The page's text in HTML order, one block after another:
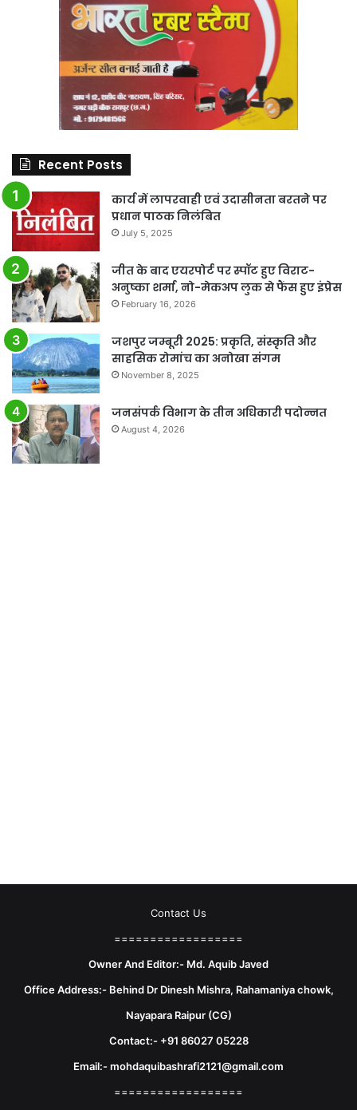
Recent Posts
कार्य में लापरवाही एवं उदासीनता बरतने पर
प्रधान पाठक निलंबित
July 5, 2025
जीत के बाद एयरपोर्ट पर स्पॉट हुए विराट-
अनुष्का शर्मा, नो-मेकअप लुक से फैंस हुए इंप्रेस
February 16, 2026
जशपुर जम्बूरी 2025: प्रकृति, संस्कृति और
साहसिक रोमांच का अनोखा संगम
November 8, 2025
जनसंपर्क विभाग के तीन अधिकारी पदोन्नत
August 4, 2026
Contact Us
==================
Owner And Editor:- Md. Aquib Javed
Office Address:- Behind Dr Dinesh Mishra, Rahamaniya chowk,
Nayapara Raipur (CG)
Contact:- +91 86027 05228
Email:- mohdaquibashrafi2121@gmail.com
==================